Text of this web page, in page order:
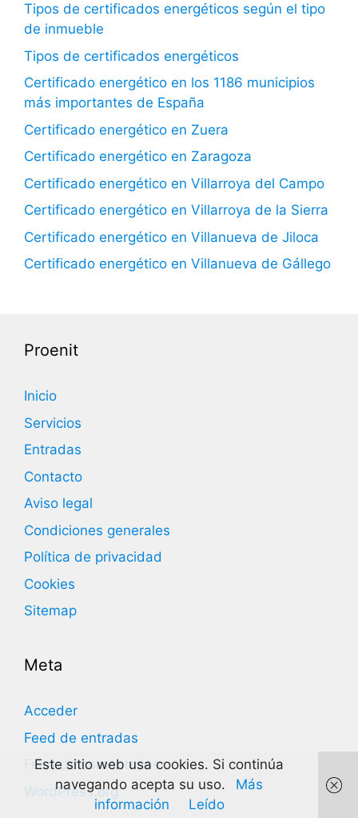
Tipos de certificados energéticos según el tipo
de inmueble
Tipos de certificados energéticos
Certificado energético en los 1186 municipios
más importantes de España
Certificado energético en Zuera
Certificado energético en Zaragoza
Certificado energético en Villarroya del Campo
Certificado energético en Villarroya de la Sierra
Certificado energético en Villanueva de Jiloca
Certificado energético en Villanueva de Gállego
Proenit
Inicio
Servicios
Entradas
Contacto
Aviso legal
Condiciones generales
Política de privacidad
Cookies
Sitemap
Meta
Acceder
Feed de entradas
Feed de comentarios
WordPress.org
Este sitio web usa cookies. Si continúa
navegando acepta su uso.
Más
información
Leído